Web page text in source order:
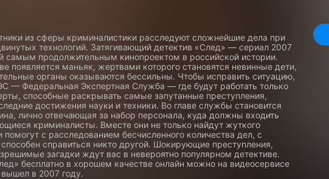
из сферы криминалистики расследуют сложнейшие дела при
технологий. Затягивающий детектив «След» — сериал 2007
самым продолжительным кинопроектом в российской истории.
появляется маньяк, жертвами которого становятся невинные дети,
органы оказываются бессильны. Чтобы исправить ситуацию,
— Федеральная Экспертная Служба — где будут работать только
способные раскрывать самые запутанные преступления,
достижения науки и техники. Во главе службы становится
лично отвечающая за набор персонала, куда должны входить
криминалисты. Вместе они не только найдут жуткого
помогут с расследованием бесчисленного количества дел, с
справиться никто другой. Шокирующие преступления,
загадки ждут вас в невероятно популярном детективе.
бесплатно в хорошем качестве онлайн можно на видеосервисе
в 2007 году.